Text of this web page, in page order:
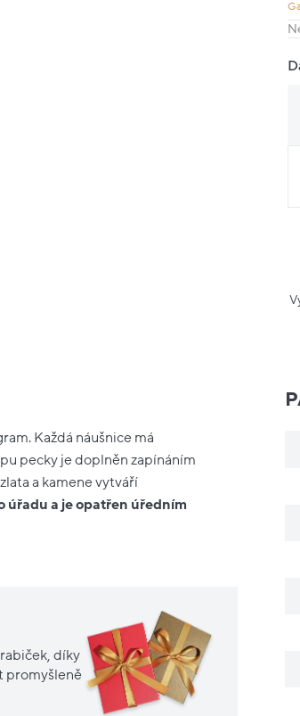
Každá náušnice má
pecky je doplněn zapínáním
a kamene vytváří
úřadu a je opatřen úředním
díky
promyšleně